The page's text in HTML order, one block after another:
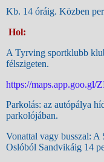
Kb. 14 óráig. Közben
Hol:
A Tyrving sportklubb
félszigeten.
https://
Parkolás: az autópálya
parkolójában.
Vonattal vagy busszal: A
Oslóból Sandvikáig 14